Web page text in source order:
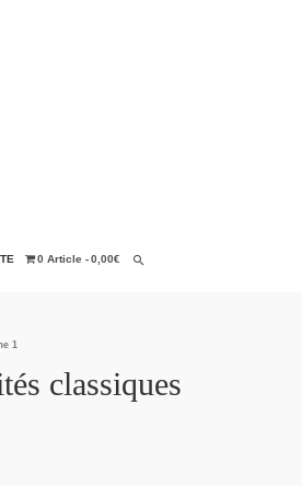
0 Article 0,00€
1
classiques